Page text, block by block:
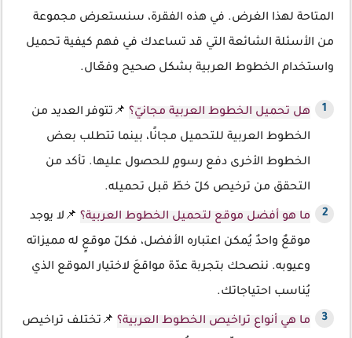
المتاحة لهذا الغرض. في هذه الفقرة، سنستعرض مجموعة
من الأسئلة الشائعة التي قد تساعدك في فهم كيفية تحميل
واستخدام الخطوط العربية بشكل صحيح وفعّال.
هل تحميل الخطوط العربية مجانيّ؟ 📌تتوفر العديد من
الخطوط العربية للتحميل مجانًا، بينما تتطلب بعض
الخطوط الأخرى دفع رسومٍ للحصول عليها. تأكد من
التحقق من ترخيص كلّ خطّ قبل تحميله.
ما هو أفضل موقع لتحميل الخطوط العربية؟ 📌لا يوجد
موقعٌ واحدٌ يُمكن اعتباره الأفضل، فكلّ موقعٍ له مميزاته
وعيوبه. ننصحك بتجربة عدّة مواقعَ لاختيار الموقع الذي
يُناسب احتياجاتك.
ما هي أنواع تراخيص الخطوط العربية؟ 📌تختلف تراخيص